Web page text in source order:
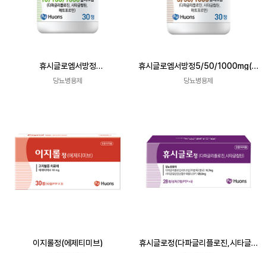
휴시글로엠서방정
타글립틴, 메트포르민)
당뇨병용제
휴시글로엠서방정5/50/1000mg(다
당뇨병용제
이지롤정(에제티미브)
휴시글로정(다파글리플로진,시타글립